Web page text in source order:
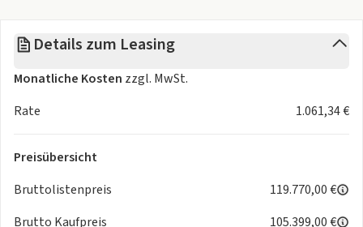
Reifenreparatur Set
Alarmanlage
Dach und Spiegelkappen schwarz
Warndreieck und Verbandkasten
Innen- und Außenspiegelpaket
Sitzverstellung, elektrisch mit Memory für Fahrersitz
Details zum Leasing
Monatliche Kosten zzgl. MwSt.
Rate
1.061,34 €
Preisübersicht
Bruttolistenpreis
119.770,00 €
Brutto Kaufpreis
105.399,00 €